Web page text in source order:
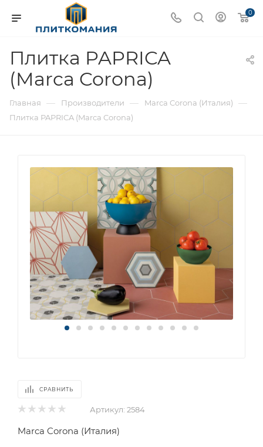
0
Плитка PAPRICA
(Marca Corona)
Главная — Производители — Marca Corona (Италия) —
Плитка PAPRICA (Marca Corona)
СРАВНИТЬ
Артикул: 2584
Marca Corona (Италия)